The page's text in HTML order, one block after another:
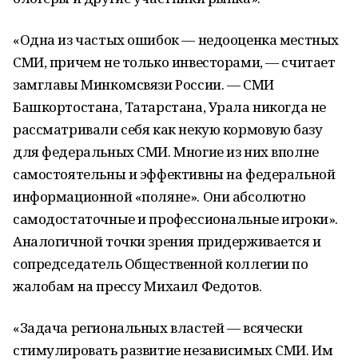
«Одна из частых ошибок — недооценка местных
СМИ, причем не только инвесторами, — считает
замглавы Минкомсвязи России. — СМИ
Башкортостана, Татарстана, Урала никогда не
рассматривали себя как некую кормовую базу
для федеральных СМИ. Многие из них вполне
самостоятельны и эффективны на федеральной
информационной «поляне». Они абсолютно
самодостаточные и профессиональные игроки».
Аналогичной точки зрения придерживается и
сопредседатель Общественной коллегии по
жалобам на прессу Михаил Федотов.
«Задача региональных властей — всячески
стимулировать развитие независимых СМИ. Им